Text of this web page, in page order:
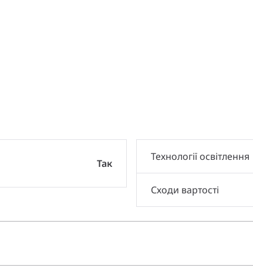
Так
Технології освітлення
Сходи вартості